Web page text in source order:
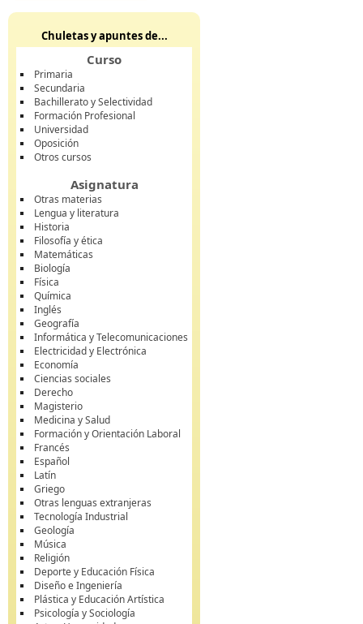
Chuletas y apuntes de...
Curso
Primaria
Secundaria
Bachillerato y Selectividad
Formación Profesional
Universidad
Oposición
Otros cursos
Asignatura
Otras materias
Lengua y literatura
Historia
Filosofía y ética
Matemáticas
Biología
Física
Química
Inglés
Geografía
Informática y Telecomunicaciones
Electricidad y Electrónica
Economía
Ciencias sociales
Derecho
Magisterio
Medicina y Salud
Formación y Orientación Laboral
Francés
Español
Latín
Griego
Otras lenguas extranjeras
Tecnología Industrial
Geología
Música
Religión
Deporte y Educación Física
Diseño e Ingeniería
Plástica y Educación Artística
Psicología y Sociología